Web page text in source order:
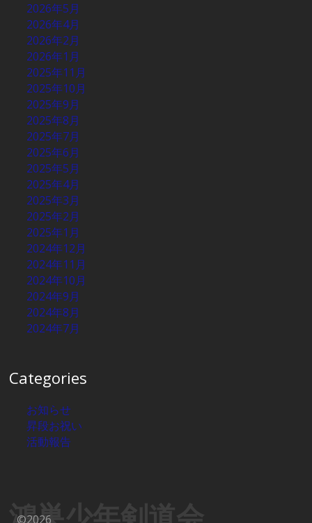
2026年5月
2026年4月
2026年2月
2026年1月
2025年11月
2025年10月
2025年9月
2025年8月
2025年7月
2025年6月
2025年5月
2025年4月
2025年3月
2025年2月
2025年1月
2024年12月
2024年11月
2024年10月
2024年9月
2024年8月
2024年7月
Categories
お知らせ
昇段お祝い
活動報告
©2026